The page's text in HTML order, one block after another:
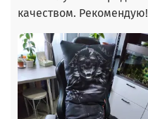
качеством. Рекомендую!